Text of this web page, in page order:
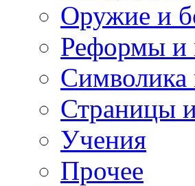
Оружие и
Реформы и
Символика
Страницы
Учения
Прочее